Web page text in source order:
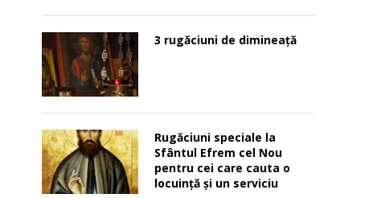
3 rugăciuni de dimineață
Rugăciuni speciale la
Sfântul Efrem cel Nou
pentru cei care cauta o
locuinţă şi un serviciu